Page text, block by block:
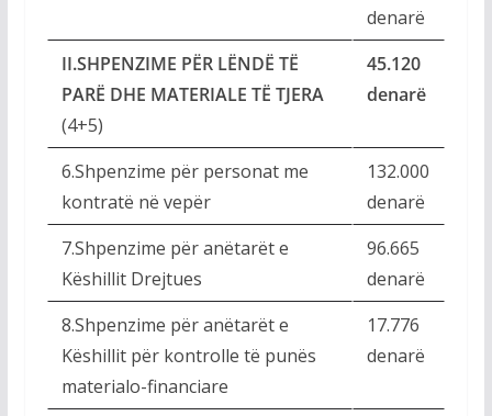
denarë
II.SHPENZIME PËR LËNDË TË
PARË DHE MATERIALE TË TJERA
(4+5)
45.120
denarë
6.Shpenzime për personat me
kontratë në vepër
132.000
denarë
7.Shpenzime për anëtarët e
Këshillit Drejtues
96.665
denarë
8.Shpenzime për anëtarët e
Këshillit për kontrolle të punës
materialo-financiare
17.776
denarë